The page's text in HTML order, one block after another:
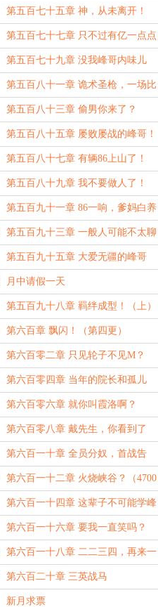
吧？
第五百七十五章 神，从未离开！
（3500）
第五百七十七章 只不过有亿一点点
感觉
第五百七十九章 没我峰哥内味儿
第五百八十一章 诡术圣枪，一场比
赛两个妖姬？
第五百八十三章 偷男你来了？
第五百八十五章 屡败屡战的峰哥！
第五百八十七章 有辆86上山了！
（上）
第五百八十九章 我不要做人了！
（3000）
第五百九十一章 86一响，爹妈白养
第五百九十三章 一般人可能不太聊
得动
第五百九十五章 大爱无疆的峰哥
月中请假一天
第五百九十八章 羁绊成型！（上）
第六百章 飘闪！（第四更）
第六百零二章 只见轮子不见M？
第六百零四章 当年的院长和孤儿
（5600）
第六百零六章 就你叫霞洛啊？
第六百零八章 戴先生，你看到了
吗？
第六百一十章 全员分奴，首战告
捷！
第六百一十二章 火烧峡谷？（4700
端午安康）
第六百一十四章 这辈子不可能学峰
哥的
第六百一十六章 要我一直笑吗？
第六百一十八章 二二三四，再来一
次
第六百二十章 三英战马
新月求票